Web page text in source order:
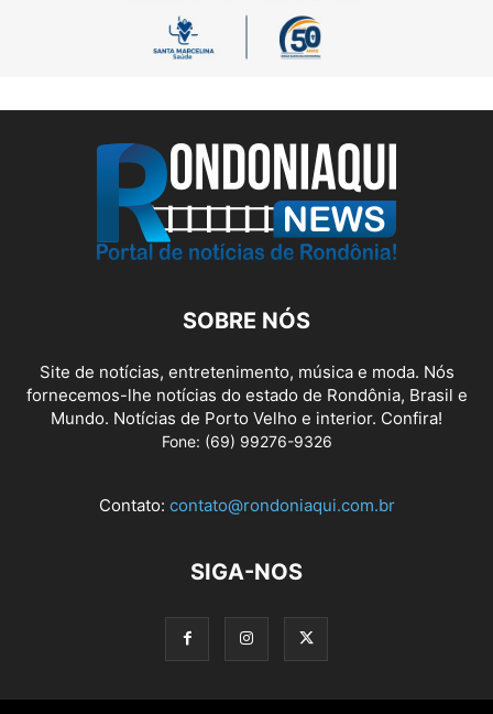
SOBRE NÓS
Site de notícias, entretenimento, música e moda. Nós
fornecemos-lhe notícias do estado de Rondônia, Brasil e
Mundo. Notícias de Porto Velho e interior. Confira!
Fone: (69) 99276-9326
Contato: contato@rondoniaqui.com.br
SIGA-NOS